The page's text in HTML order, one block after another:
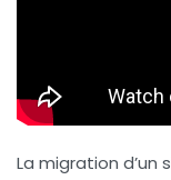
La migration